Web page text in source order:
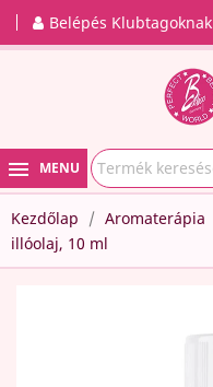
Belépés Klubtagoknak
MENU
Kezdőlap Aromaterápia
illóolaj, 10 ml